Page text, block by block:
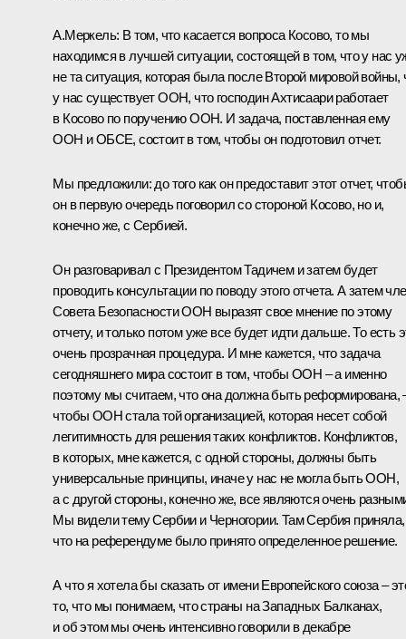
А.Меркель: В том, что касается вопроса Косово, то мы
находимся в лучшей ситуации, состоящей в том, что у нас
не та ситуация, которая была после Второй мировой войны,
у нас существует ООН, что господин Ахтисаари работает
в Косово по поручению ООН. И задача, поставленная ему
ООН и ОБСЕ, состоит в том, чтобы он подготовил отчет.
Мы предложили: до того как он предоставит этот отчет,
он в первую очередь поговорил со стороной Косово, но и,
конечно же, с Сербией.
Он разговаривал с Президентом Тадичем и затем будет
проводить консультации по поводу этого отчета. А затем
Совета Безопасности ООН выразят свое мнение по этому
отчету, и только потом уже все будет идти дальше. То есть
очень прозрачная процедура. И мне кажется, что задача
сегодняшнего мира состоит в том, чтобы ООН – а именно
поэтому мы считаем, что она должна быть реформирована,
чтобы ООН стала той организацией, которая несет собой
легитимность для решения таких конфликтов. Конфликтов,
в которых, мне кажется, с одной стороны, должны быть
универсальные принципы, иначе у нас не могла быть ООН,
а с другой стороны, конечно же, все являются очень
Мы видели тему Сербии и Черногории. Там Сербия приняла,
что на референдуме было принято определенное решение.
А что я хотела бы сказать от имени Европейского союза –
то, что мы понимаем, что страны на Западных Балканах,
и об этом мы очень интенсивно говорили в декабре